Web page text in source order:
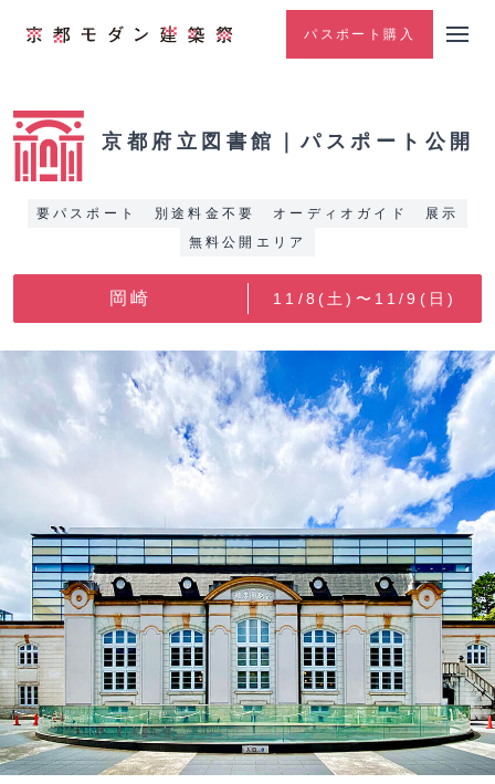
パスポート購入
京都府立図書館｜パスポート公開
要パスポート 別途料金不要 オーディオガイド
展示
無料公開エリア
岡崎 11/8(土)〜11/9(日)